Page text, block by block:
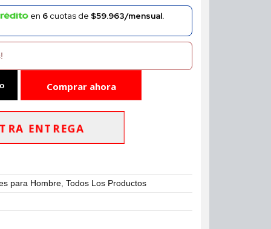
en 6cuotas de $59.963/mensual.
Comprar ahora
ENTREGA
para Hombre ,Todos Los Productos